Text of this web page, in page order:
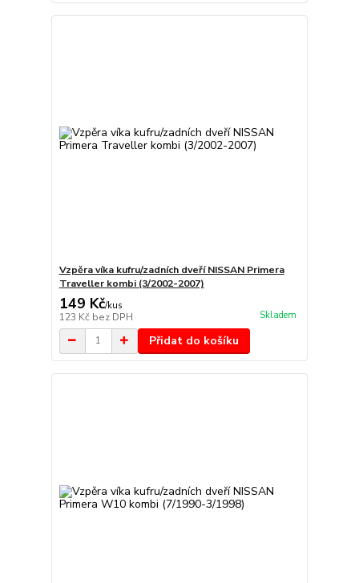
Vzpěra víka kufru/zadních dveří NISSAN Primera
Traveller kombi (3/2002-2007)
149 Kč/kus
123 Kč bez DPH Skladem
Přidat do košíku